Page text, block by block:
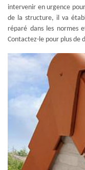
intervenir en urgence
de la structure, il va
réparé dans les normes
Contactez-le pour plus de